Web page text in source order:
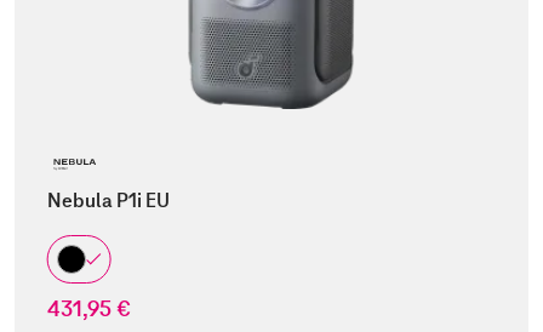
Nebula P1i EU
431,95 €